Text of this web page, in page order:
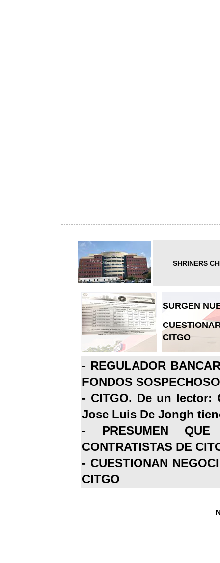
SHRINERS
SURGEN
CITGO
- REGULADOR
FONDOS
- CITGO. De un lector:
Jose Luis De Jongh
- PRESUMEN
CONTRATISTAS DE
- CUESTIONAN
CITGO